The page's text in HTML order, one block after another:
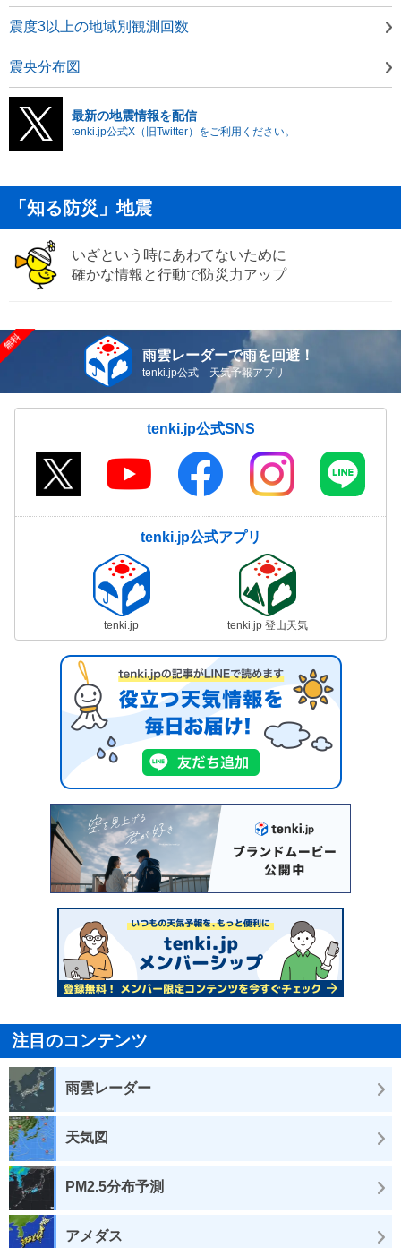
震度3以上の地域別観測回数
震央分布図
最新の地震情報を配信
tenki.jp公式X（旧Twitter）をご利用ください。
「知る防災」地震
いざという時にあわてないために
確かな情報と行動で防災力アップ
雨雲レーダーで雨を回避！
tenki.jp公式 天気予報アプリ
tenki.jp公式SNS
tenki.jp公式アプリ
tenki.jp tenki.jp 登山天気
注目のコンテンツ
雨雲レーダー
天気図
PM2.5分布予測
アメダス